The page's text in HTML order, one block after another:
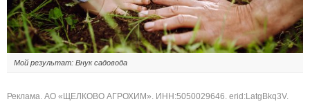
Мой результат: Внук садовода
Реклама. АО «ЩЕЛКОВО АГРОХИМ». ИНН:5050029646. erid:LatgBkq3V.